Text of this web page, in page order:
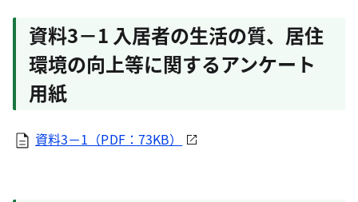
資料3－1 入居者の生活の質、居住
環境の向上等に関するアンケート
用紙
資料3－1（PDF：73KB）